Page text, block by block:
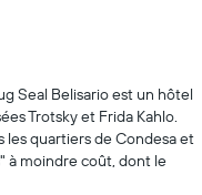
Seal Belisario est un hôtel
Trotsky et Frida Kahlo.
quartiers de Condesa et
à moindre coût, dont le